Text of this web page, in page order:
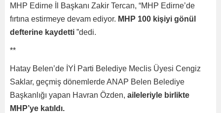
MHP Edirne İl Başkanı Zakir Tercan, “MHP Edirne’de
fırtına estirmeye devam ediyor. MHP 100 kişiyi gönül
defterine kaydetti ”dedi.
**
Hatay Belen’de İYİ Parti Belediye Meclis Üyesi Cengiz
Saklar, geçmiş dönemlerde ANAP Belen Belediye
Başkanlığı yapan Havran Özden, aileleriyle birlikte
MHP’ye katıldı.